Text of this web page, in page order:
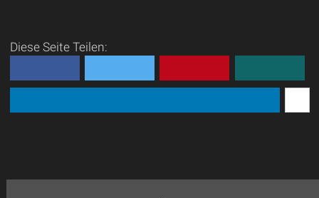
Diese Seite Teilen: